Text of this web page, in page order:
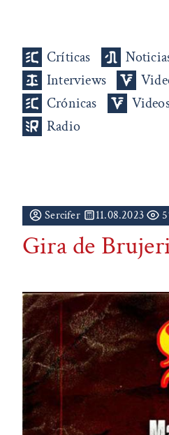
Críticas
Interviews
Crónicas
Radio
Sercifer 11.08.2023
Gira de